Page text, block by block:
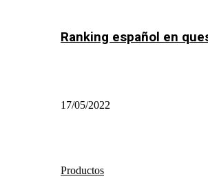
Ranking español en
17/05/2022
Productos